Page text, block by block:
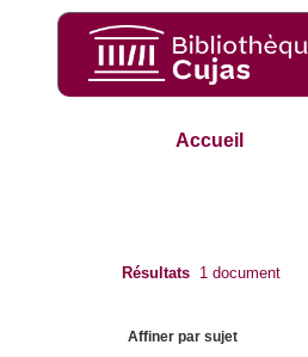
Accueil
Résultats 1 document
Affiner par sujet